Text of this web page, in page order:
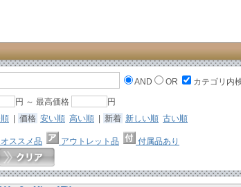
AND OR カテゴリ内
円 ～ 最高価格
円
| 価格 安い順 高い順 | 新着 新しい順 古い順
オススメ品 アウトレット品 付属品あり